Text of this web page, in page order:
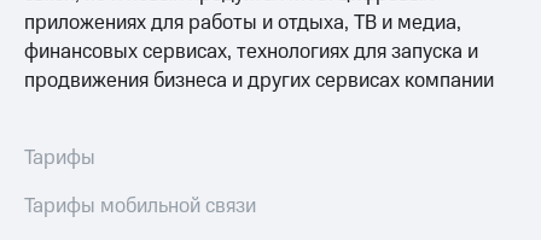
приложениях для работы и отдыха, ТВ и медиа,
финансовых сервисах, технологиях для запуска и
продвижения бизнеса и других сервисах компании
Тарифы
Тарифы мобильной связи